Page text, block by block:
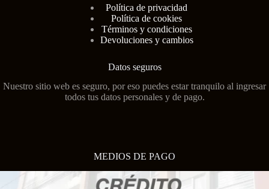
Política de privacidad
Política de cookies
Términos y condiciones
Devoluciones y cambios
Datos seguros
Nuestro sitio web es seguro, por eso puedes estar tranquilo al ingresar
todos tus datos personales y de pago.
MEDIOS DE PAGO